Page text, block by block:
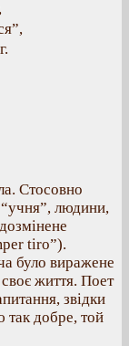
Стосовно
людини,
tiro”).
було виражене
життя. Поет
звідки
так добре, той